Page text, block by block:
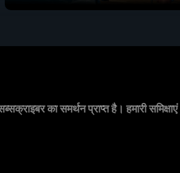
का समर्थन प्राप्त है। हमारी समिक्षाएं